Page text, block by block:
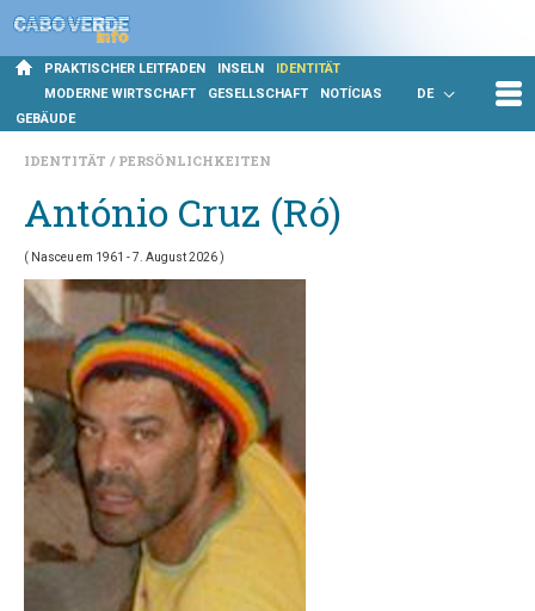
PRAKTISCHER LEITFADEN INSELN
IDENTITÄT
MODERNE WIRTSCHAFT
GESELLSCHAFT
NOTÍCIAS
GEBÄUDE
DE
IDENTITÄT PERSÖNLICHKEITEN
António Cruz (Ró)
( Nasceu em 1961 - 7. August 2026 )